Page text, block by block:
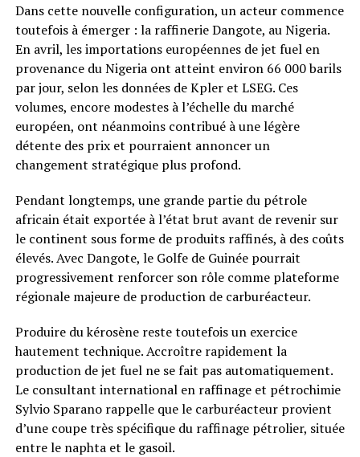
Dans cette nouvelle configuration, un acteur commence
toutefois à émerger : la raffinerie Dangote, au Nigeria.
En avril, les importations européennes de jet fuel en
provenance du Nigeria ont atteint environ 66 000 barils
par jour, selon les données de Kpler et LSEG. Ces
volumes, encore modestes à l’échelle du marché
européen, ont néanmoins contribué à une légère
détente des prix et pourraient annoncer un
changement stratégique plus profond.
Pendant longtemps, une grande partie du pétrole
africain était exportée à l’état brut avant de revenir sur
le continent sous forme de produits raffinés, à des coûts
élevés. Avec Dangote, le Golfe de Guinée pourrait
progressivement renforcer son rôle comme plateforme
régionale majeure de production de carburéacteur.
Produire du kérosène reste toutefois un exercice
hautement technique. Accroître rapidement la
production de jet fuel ne se fait pas automatiquement.
Le consultant international en raffinage et pétrochimie
Sylvio Sparano rappelle que le carburéacteur provient
d’une coupe très spécifique du raffinage pétrolier, située
entre le naphta et le gasoil.